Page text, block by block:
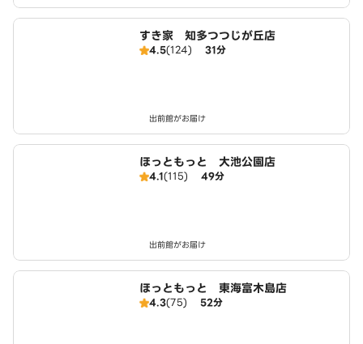
すき家 知多つつじが丘店
4.5(124) 31分
出前館がお届け
ほっともっと 大池公園店
4.1(115) 49分
出前館がお届け
ほっともっと 東海富木島店
4.3(75) 52分